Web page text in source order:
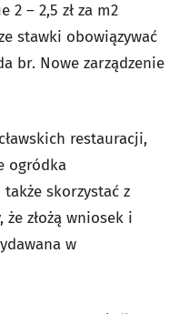
2 – 2,5 zł za m2
stawki obowiązywać
br. Nowe zarządzenie
restauracji,
ogródka
skorzystać z
złożą wniosek i
w